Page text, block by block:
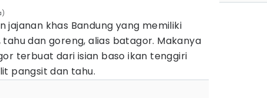
jajanan khas Bandung yang memiliki
dan goreng, alias batagor. Makanya
terbuat dari isian baso ikan tenggiri
pangsit dan tahu.